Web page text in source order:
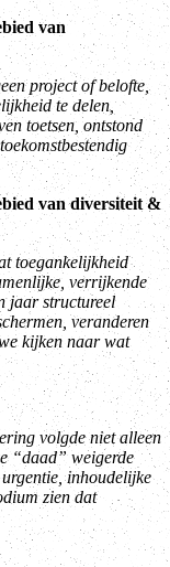
van
project of belofte,
te delen,
toetsen, ontstond
van diversiteit &
toegankelijkheid
verrijkende
jaar structureel
veranderen
kijken naar wat
volgde niet alleen
“daad” weigerde
inhoudelijke
zien dat